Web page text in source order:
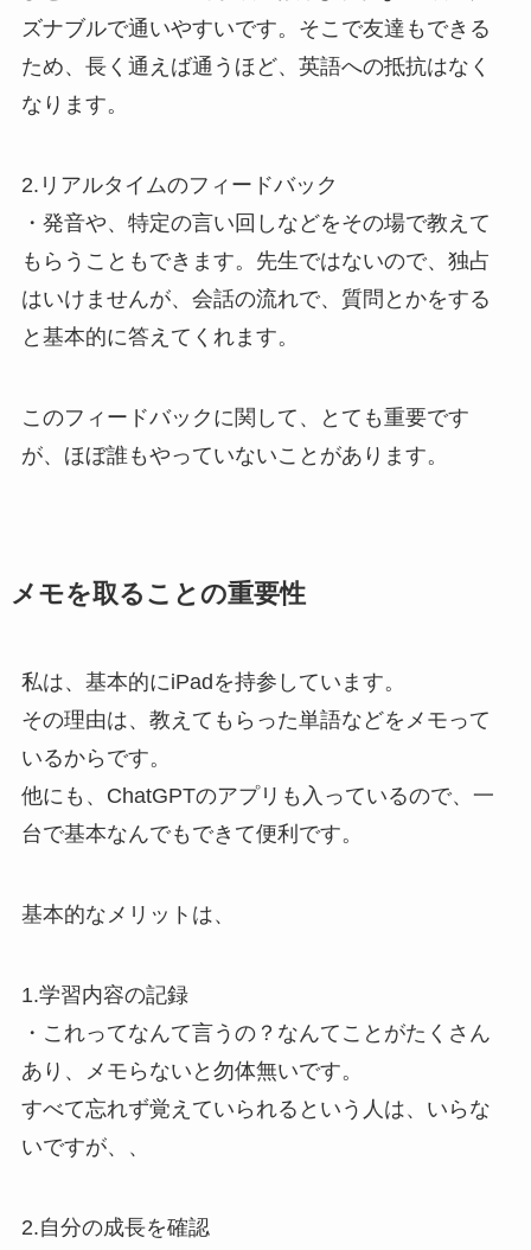
ズナブルで通いやすいです。そこで友達もできる
ため、長く通えば通うほど、英語への抵抗はなく
なります。
2.リアルタイムのフィードバック
・発音や、特定の言い回しなどをその場で教えて
もらうこともできます。先生ではないので、独占
はいけませんが、会話の流れで、質問とかをする
と基本的に答えてくれます。
このフィードバックに関して、とても重要です
が、ほぼ誰もやっていないことがあります。
メモを取ることの重要性
私は、基本的にiPadを持参しています。
その理由は、教えてもらった単語などをメモって
いるからです。
他にも、ChatGPTのアプリも入っているので、一
台で基本なんでもできて便利です。
基本的なメリットは、
1.学習内容の記録
・これってなんて言うの？なんてことがたくさん
あり、メモらないと勿体無いです。
すべて忘れず覚えていられるという人は、いらな
いですが、、
2.自分の成長を確認